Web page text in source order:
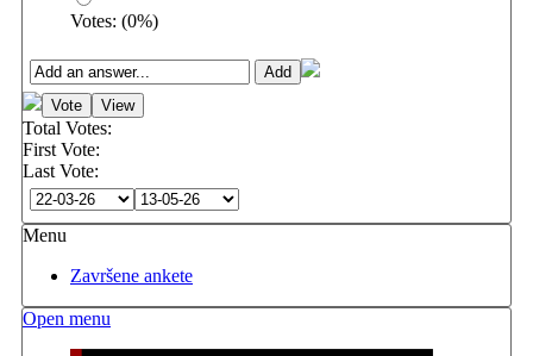
Votes: (0%)
Total Votes:
First Vote:
Last Vote:
Menu
Završene ankete
Open menu